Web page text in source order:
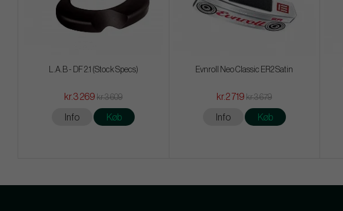
L.A.B - DF 2.1 (Stock Specs)
kr.3 269 kr.3 609
Info Køb
Evnroll Neo Classic ER2 Satin
kr.2 719 kr.3 679
Info Køb